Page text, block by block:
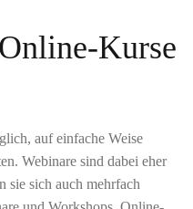
Kurse
auf einfache Weise
Webinare sind dabei eher
sie sich auch mehrfach